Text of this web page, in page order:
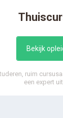
Bekijk
ruim
een expert